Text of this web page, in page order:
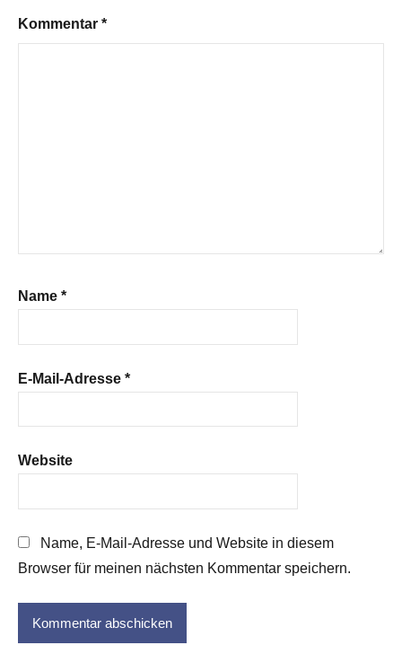
Kommentar *
Name *
E-Mail-Adresse *
Website
Name, E-Mail-Adresse und Website in diesem
Browser für meinen nächsten Kommentar speichern.